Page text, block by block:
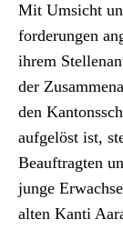
Mit Umsicht
forderun­gen
ihrem
der
den
aufgelöst ist,
Beauf­tragten
junge
alten Kan­ti